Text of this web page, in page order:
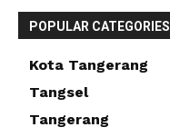
POPULAR CATEGORIES
Kota Tangerang
Tangsel
Tangerang